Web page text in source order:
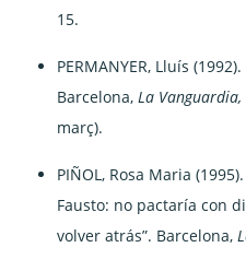
15.
PERMANYER, Lluís
Barcelona,La Vanguardia,
març).
PIÑOL, Rosa Maria
Fausto: no pactaría con
volver atrás”. Barcelona,